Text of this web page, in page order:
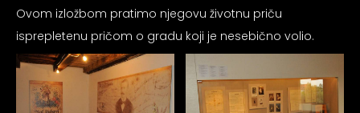
Ovom izložbom pratimo njegovu životnu priču
isprepletenu pričom o gradu koji je nesebično volio.